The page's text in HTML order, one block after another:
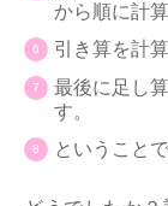
から順に計算
引き算を計
最後に足し
す。
ということ